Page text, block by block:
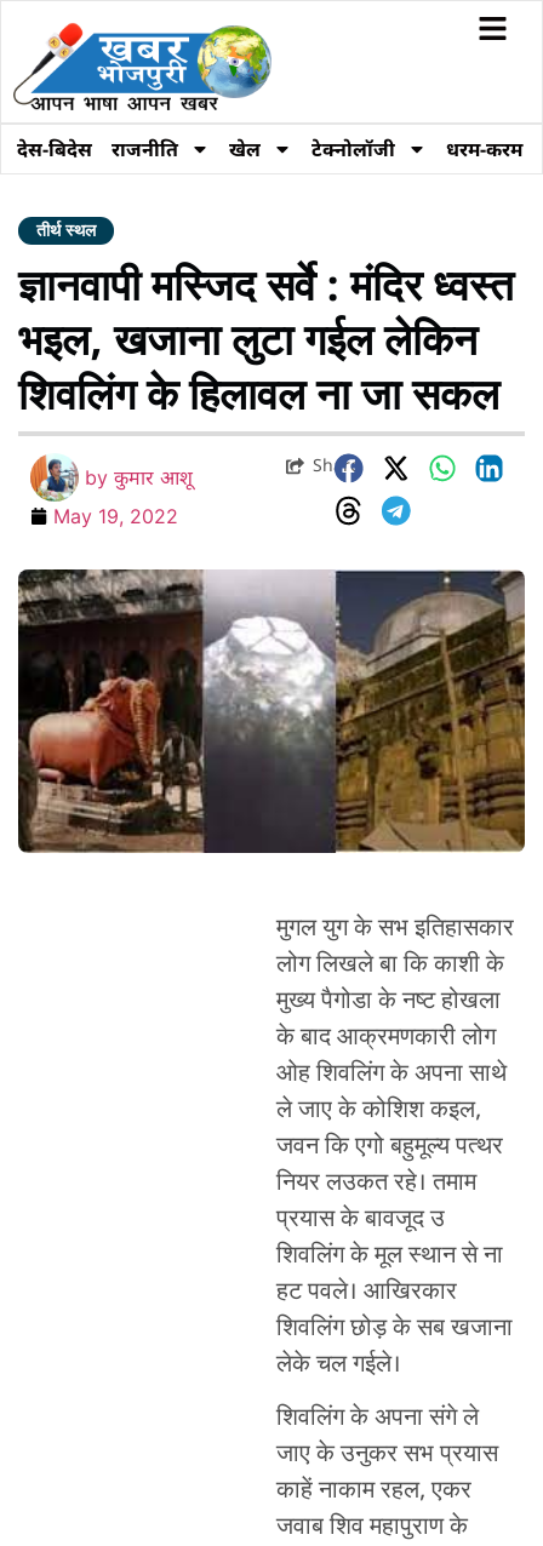
देस-बिदेस राजनीति खेल टेक्नोलॉजी धरम-करम
तीर्थ स्थल
ज्ञानवापी मस्जिद सर्वे : मंदिर ध्वस्त
भइल, खजाना लुटा गईल लेकिन
शिवलिंग के हिलावल ना जा सकल
by कुमार आशू
May 19, 2022
Share
मुगल युग के सभ इतिहासकार
लोग लिखले बा कि काशी के
मुख्य पैगोडा के नष्ट होखला
के बाद आक्रमणकारी लोग
ओह शिवलिंग के अपना साथे
ले जाए के कोशिश कइल,
जवन कि एगो बहुमूल्य पत्थर
नियर लउकत रहे। तमाम
प्रयास के बावजूद उ
शिवलिंग के मूल स्थान से ना
हट पवले। आखिरकार
शिवलिंग छोड़ के सब खजाना
लेके चल गईले।
शिवलिंग के अपना संगे ले
जाए के उनुकर सभ प्रयास
काहें नाकाम रहल, एकर
जवाब शिव महापुराण के